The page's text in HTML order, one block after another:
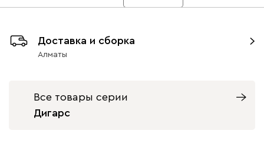
Доставка и сборка
Алматы
Все товары серии
Дигарс